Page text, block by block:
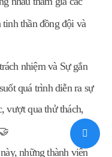
thần đồng đội và
nhiệm và Sự gắn
quá trình diễn ra sự
vượt qua thử thách,
những thành viên